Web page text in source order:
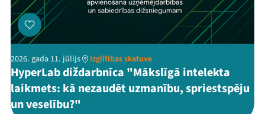
ThreadsFacebookYoutube
X Instagram
Flick TikTok
2026. gada 11. jūlijs Izglītības skatuve
HyperLab diždarbnīca "Mākslīgā intelekta
laikmets: kā nezaudēt uzmanību, spriestspēju
un veselību?"